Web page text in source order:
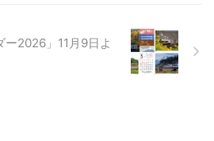
ー2026」11月9日よ